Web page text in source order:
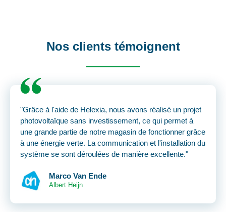
Nos clients témoignent
"Grâce à l'aide de Helexia, nous avons réalisé un projet
photovoltaïque sans investissement, ce qui permet à
une grande partie de notre magasin de fonctionner grâce
à une énergie verte. La communication et l'installation du
système se sont déroulées de manière excellente."
Marco Van Ende
Albert Heijn